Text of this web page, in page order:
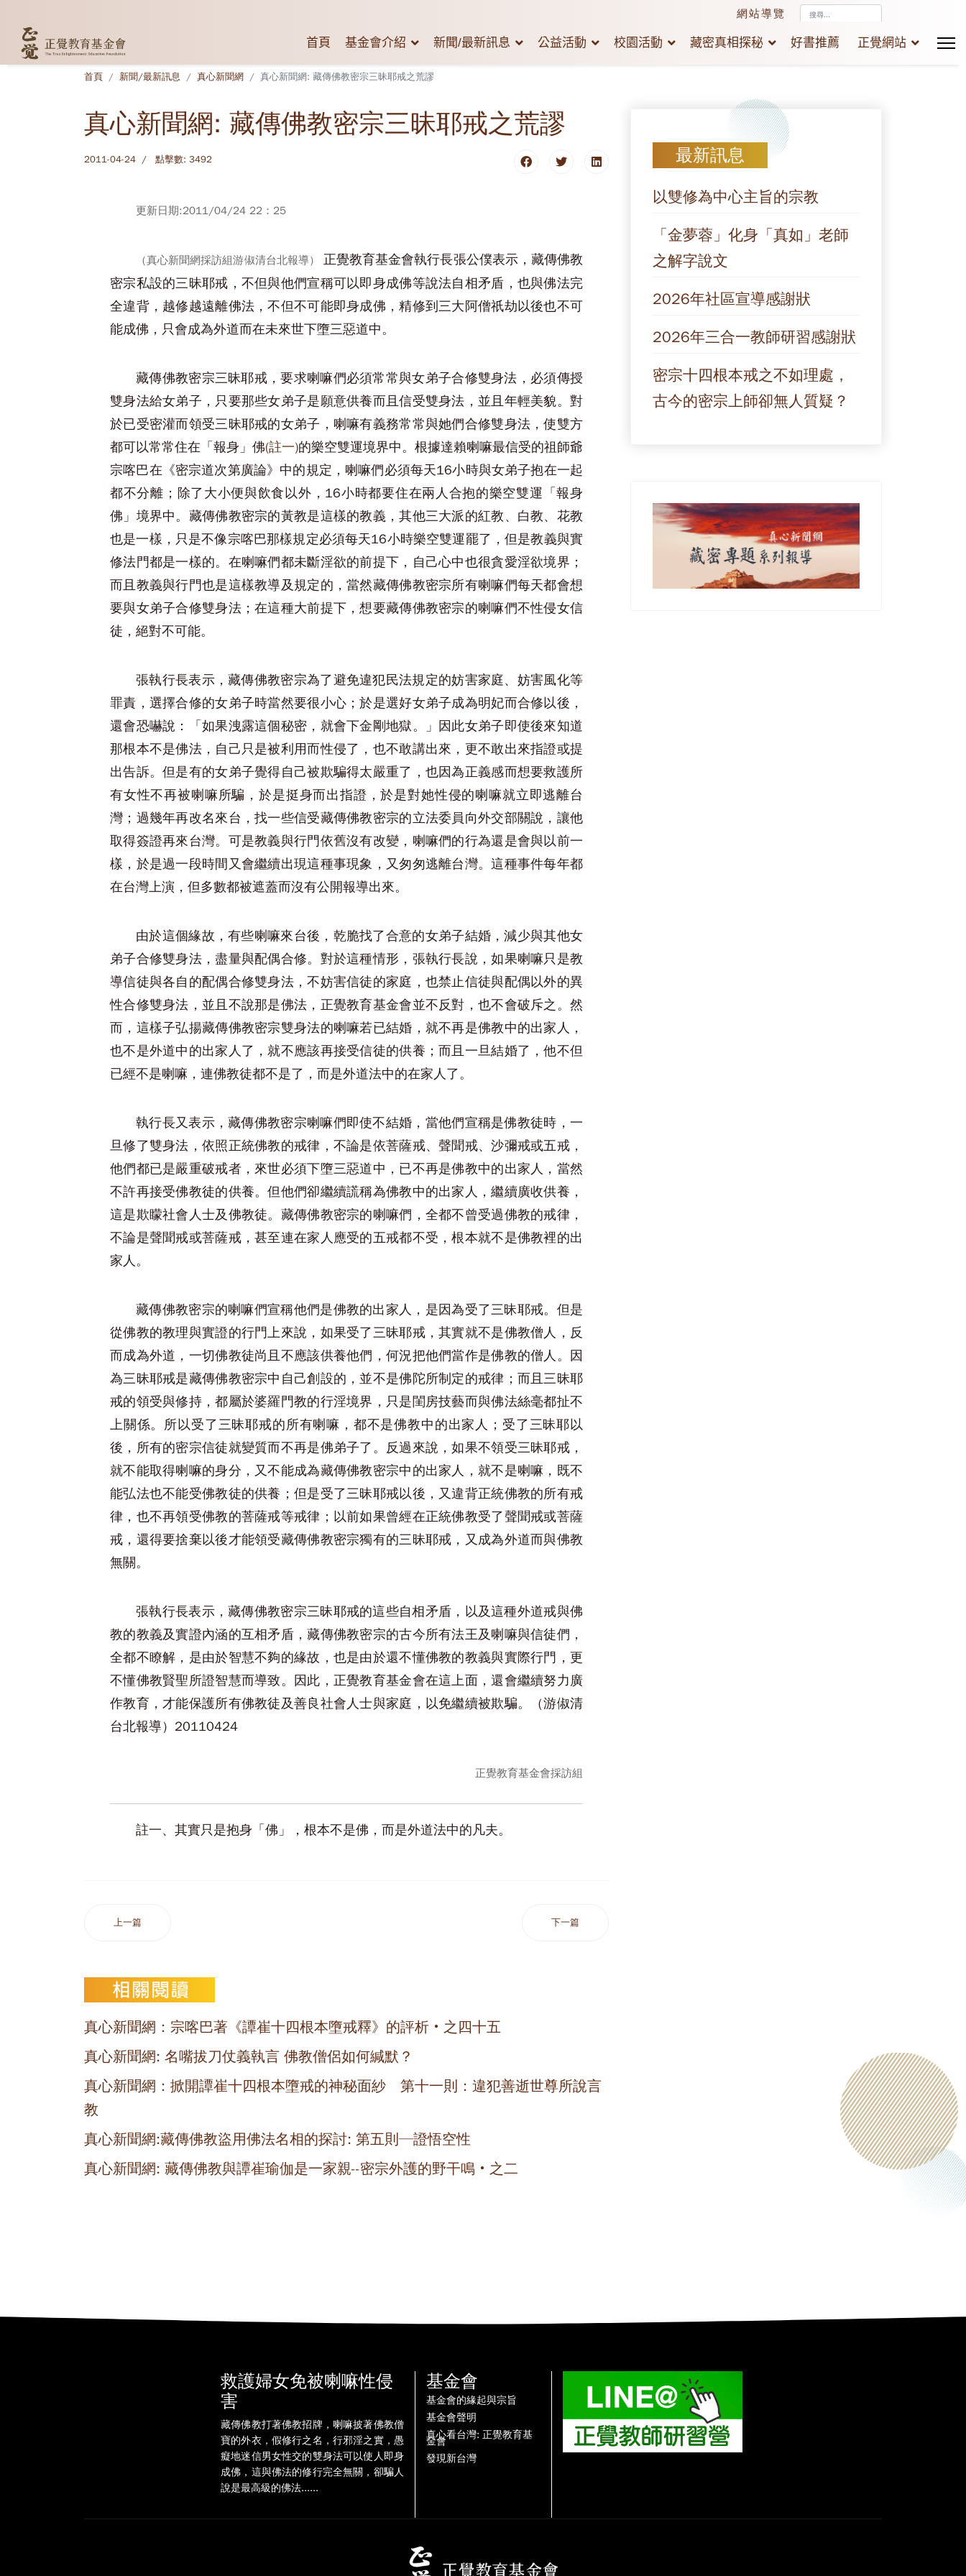
網站導覽
尋...
首頁 基金會介紹 新聞/最新訊息 公益活動 校園活動 藏密真相探秘 好書推薦 正覺網站
首頁 新聞/最新訊息 真心新聞網 真心新聞網: 藏傳佛教密宗三昧耶戒之荒謬
真心新聞網: 藏傳佛教密宗三昧耶戒之荒謬
2011-04-24 點擊數: 3492
更新日期:2011/04/24 22：25
（真心新聞網採訪組游俶清台北報導）
正覺教育基金會執行長張公僕表示，藏傳佛教
密宗私設的三昧耶戒，不但與他們宣稱可以即身成佛等說法自相矛盾，也與佛法完
全違背，越修越遠離佛法，不但不可能即身成佛，精修到三大阿僧祇劫以後也不可
能成佛，只會成為外道而在未來世下墮三惡道中。
藏傳佛教密宗三昧耶戒，要求喇嘛們必須常常與女弟子合修雙身法，必須傳授
雙身法給女弟子，只要那些女弟子是願意供養而且信受雙身法，並且年輕美貌。對
於已受密灌而領受三昧耶戒的女弟子，喇嘛有義務常常與她們合修雙身法，使雙方
都可以常常住在「報身」佛(註一)的樂空雙運境界中。根據達賴喇嘛最信受的祖師爺
宗喀巴在《密宗道次第廣論》中的規定，喇嘛們必須每天16小時與女弟子抱在一起
都不分離；除了大小便與飲食以外，16小時都要住在兩人合抱的樂空雙運「報身
佛」境界中。藏傳佛教密宗的黃教是這樣的教義，其他三大派的紅教、白教、花教
也是一樣，只是不像宗喀巴那樣規定必須每天16小時樂空雙運罷了，但是教義與實
修法門都是一樣的。在喇嘛們都未斷淫欲的前提下，自己心中也很貪愛淫欲境界；
而且教義與行門也是這樣教導及規定的，當然藏傳佛教密宗所有喇嘛們每天都會想
要與女弟子合修雙身法；在這種大前提下，想要藏傳佛教密宗的喇嘛們不性侵女信
徒，絕對不可能。
張執行長表示，藏傳佛教密宗為了避免違犯民法規定的妨害家庭、妨害風化等
罪責，選擇合修的女弟子時當然要很小心；於是選好女弟子成為明妃而合修以後，
還會恐嚇說：「如果洩露這個秘密，就會下金剛地獄。」因此女弟子即使後來知道
那根本不是佛法，自己只是被利用而性侵了，也不敢講出來，更不敢出來指證或提
出告訴。但是有的女弟子覺得自己被欺騙得太嚴重了，也因為正義感而想要救護所
有女性不再被喇嘛所騙，於是挺身而出指證，於是對她性侵的喇嘛就立即逃離台
灣；過幾年再改名來台，找一些信受藏傳佛教密宗的立法委員向外交部關說，讓他
取得簽證再來台灣。可是教義與行門依舊沒有改變，喇嘛們的行為還是會與以前一
樣，於是過一段時間又會繼續出現這種事現象，又匆匆逃離台灣。這種事件每年都
在台灣上演，但多數都被遮蓋而沒有公開報導出來。
由於這個緣故，有些喇嘛來台後，乾脆找了合意的女弟子結婚，減少與其他女
弟子合修雙身法，盡量與配偶合修。對於這種情形，張執行長說，如果喇嘛只是教
導信徒與各自的配偶合修雙身法，不妨害信徒的家庭，也禁止信徒與配偶以外的異
性合修雙身法，並且不說那是佛法，正覺教育基金會並不反對，也不會破斥之。然
而，這樣子弘揚藏傳佛教密宗雙身法的喇嘛若已結婚，就不再是佛教中的出家人，
也不是外道中的出家人了，就不應該再接受信徒的供養；而且一旦結婚了，他不但
已經不是喇嘛，連佛教徒都不是了，而是外道法中的在家人了。
執行長又表示，藏傳佛教密宗喇嘛們即使不結婚，當他們宣稱是佛教徒時，一
旦修了雙身法，依照正統佛教的戒律，不論是依菩薩戒、聲聞戒、沙彌戒或五戒，
他們都已是嚴重破戒者，來世必須下墮三惡道中，已不再是佛教中的出家人，當然
不許再接受佛教徒的供養。但他們卻繼續謊稱為佛教中的出家人，繼續廣收供養，
這是欺矇社會人士及佛教徒。藏傳佛教密宗的喇嘛們，全都不曾受過佛教的戒律，
不論是聲聞戒或菩薩戒，甚至連在家人應受的五戒都不受，根本就不是佛教裡的出
家人。
藏傳佛教密宗的喇嘛們宣稱他們是佛教的出家人，是因為受了三昧耶戒。但是
從佛教的教理與實證的行門上來說，如果受了三昧耶戒，其實就不是佛教僧人，反
而成為外道，一切佛教徒尚且不應該供養他們，何況把他們當作是佛教的僧人。因
為三昧耶戒是藏傳佛教密宗中自己創設的，並不是佛陀所制定的戒律；而且三昧耶
戒的領受與修持，都屬於婆羅門教的行淫境界，只是閨房技藝而與佛法絲毫都扯不
上關係。所以受了三昧耶戒的所有喇嘛，都不是佛教中的出家人；受了三昧耶以
後，所有的密宗信徒就變質而不再是佛弟子了。反過來說，如果不領受三昧耶戒，
就不能取得喇嘛的身分，又不能成為藏傳佛教密宗中的出家人，就不是喇嘛，既不
能弘法也不能受佛教徒的供養；但是受了三昧耶戒以後，又違背正統佛教的所有戒
律，也不再領受佛教的菩薩戒等戒律；以前如果曾經在正統佛教受了聲聞戒或菩薩
戒，還得要捨棄以後才能領受藏傳佛教密宗獨有的三昧耶戒，又成為外道而與佛教
無關。
張執行長表示，藏傳佛教密宗三昧耶戒的這些自相矛盾，以及這種外道戒與佛
教的教義及實證內涵的互相矛盾，藏傳佛教密宗的古今所有法王及喇嘛與信徒們，
全都不瞭解，是由於智慧不夠的緣故，也是由於還不懂佛教的教義與實際行門，更
不懂佛教賢聖所證智慧而導致。因此，正覺教育基金會在這上面，還會繼續努力廣
作教育，才能保護所有佛教徒及善良社會人士與家庭，以免繼續被欺騙。（游俶清
台北報導）20110424
正覺教育基金會採訪組
註一、其實只是抱身「佛」，根本不是佛，而是外道法中的凡夫。
上一篇 下一篇
真心新聞網：宗喀巴著《譚崔十四根本墮戒釋》的評析‧之四十五
真心新聞網: 名嘴拔刀仗義執言 佛教僧侶如何緘默？
真心新聞網：掀開譚崔十四根本墮戒的神秘面紗 第十一則：違犯善逝世尊所說言
教
真心新聞網:藏傳佛教盜用佛法名相的探討: 第五則─證悟空性
真心新聞網: 藏傳佛教與譚崔瑜伽是一家親--密宗外護的野干鳴‧之二
最新訊息
以雙修為中心主旨的宗教
「金夢蓉」化身「真如」老師
之解字說文
2026年社區宣導感謝狀
2026年三合一教師研習感謝狀
密宗十四根本戒之不如理處，
古今的密宗上師卻無人質疑？
救護婦女免被喇嘛性侵
害
藏傳佛教打著佛教招牌，喇嘛披著佛教僧
寶的外衣，假修行之名，行邪淫之實，愚
癡地迷信男女性交的雙身法可以使人即身
成佛，這與佛法的修行完全無關，卻騙人
說是最高級的佛法......
基金會
基金會的緣起與宗旨
基金會聲明
真心看台灣: 正覺教育基
金會
發現新台灣